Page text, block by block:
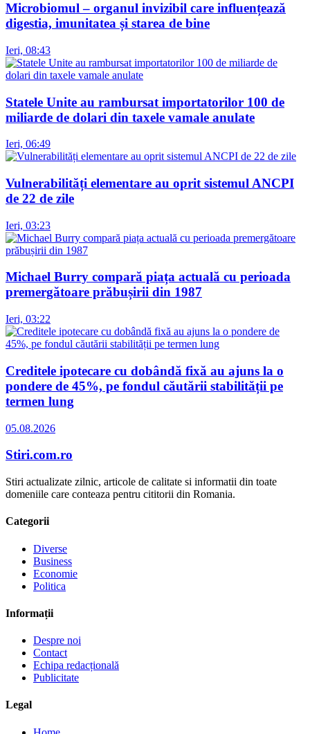
Microbiomul – organul invizibil care influențează
digestia, imunitatea și starea de bine
Ieri, 08:43
Statele Unite au rambursat importatorilor 100 de
miliarde de dolari din taxele vamale anulate
Ieri, 06:49
Vulnerabilități elementare au oprit sistemul ANCPI
de 22 de zile
Ieri, 03:23
Michael Burry compară piața actuală cu perioada
premergătoare prăbușirii din 1987
Ieri, 03:22
Creditele ipotecare cu dobândă fixă au ajuns la o
pondere de 45%, pe fondul căutării stabilității pe
termen lung
05.08.2026
Stiri.com.ro
Stiri actualizate zilnic, articole de calitate si informatii din toate
domeniile care conteaza pentru cititorii din Romania.
Categorii
Diverse
Business
Economie
Politica
Informații
Despre noi
Contact
Echipa redacțională
Publicitate
Legal